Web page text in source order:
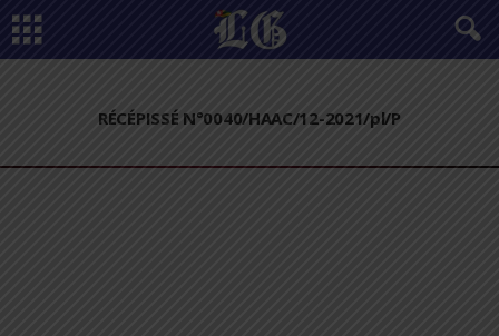
RÉCÉPISSÉ N°0040/HAAC/12-2021/pl/P